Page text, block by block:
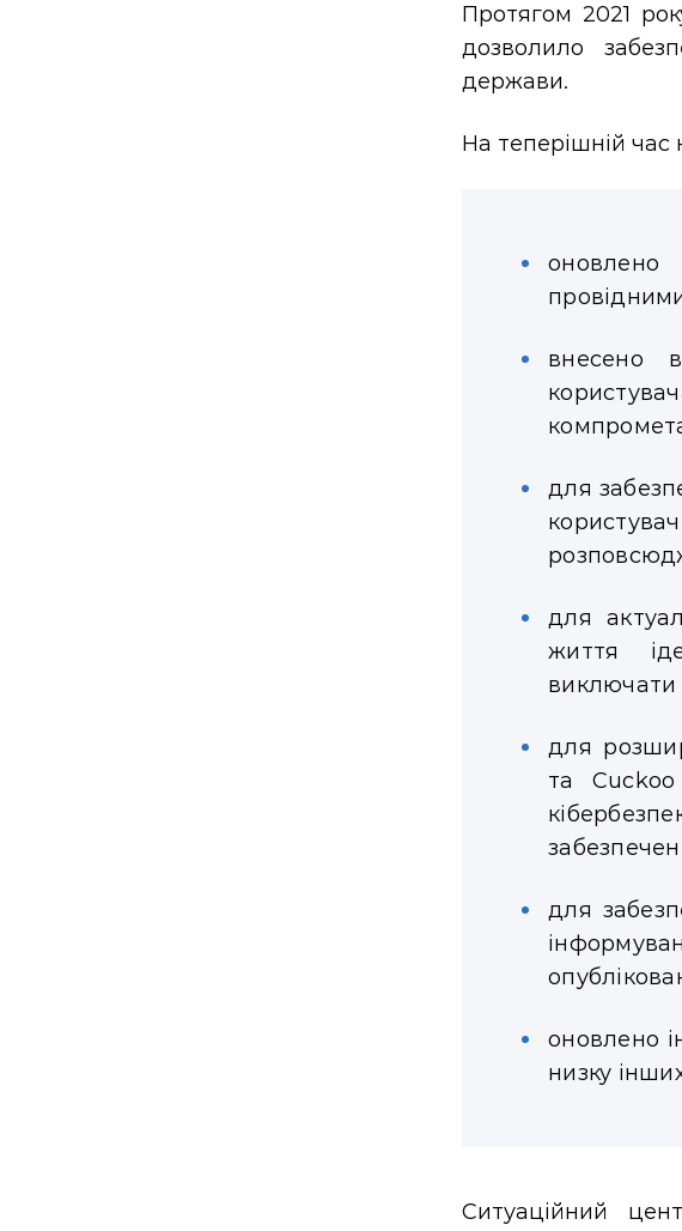
Протягом 2021
дозволило
держави.
На теперішній час
оновлено
провідними
внесено
для
для
життя
виключати
для
та
для
оновлено
низку
Ситуаційний